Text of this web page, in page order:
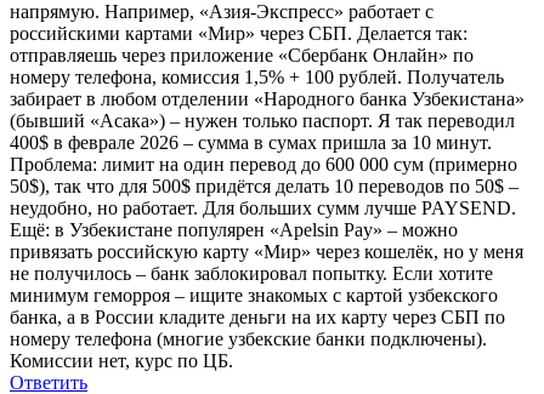
напрямую. Например, «Азия-Экспресс» работает с
российскими картами «Мир» через СБП. Делается так:
отправляешь через приложение «Сбербанк Онлайн» по
номеру телефона, комиссия 1,5% + 100 рублей. Получатель
забирает в любом отделении «Народного банка Узбекистана»
(бывший «Асака») – нужен только паспорт. Я так переводил
400$ в феврале 2026 – сумма в сумах пришла за 10 минут.
Проблема: лимит на один перевод до 600 000 сум (примерно
50$), так что для 500$ придётся делать 10 переводов по 50$ –
неудобно, но работает. Для больших сумм лучше PAYSEND.
Ещё: в Узбекистане популярен «Apelsin Pay» – можно
привязать российскую карту «Мир» через кошелёк, но у меня
не получилось – банк заблокировал попытку. Если хотите
минимум геморроя – ищите знакомых с картой узбекского
банка, а в России кладите деньги на их карту через СБП по
номеру телефона (многие узбекские банки подключены).
Комиссии нет, курс по ЦБ.
Ответить